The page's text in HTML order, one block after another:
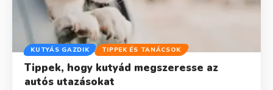
KUTYÁS GAZDIK TIPPEK ÉS TANÁCSOK
Tippek, hogy kutyád megszeresse az
autós utazásokat